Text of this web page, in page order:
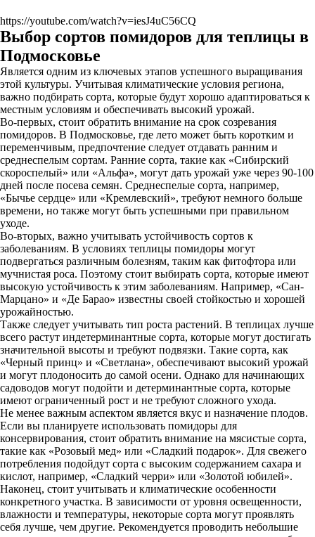
https://youtube.com/watch?v=iesJ4uC56CQ
Выбор сортов помидоров для теплицы в
Подмосковье
Является одним из ключевых этапов успешного выращивания
этой культуры. Учитывая климатические условия региона,
важно подбирать сорта, которые будут хорошо адаптироваться к
местным условиям и обеспечивать высокий урожай.
Во-первых, стоит обратить внимание на срок созревания
помидоров. В Подмосковье, где лето может быть коротким и
переменчивым, предпочтение следует отдавать ранним и
среднеспелым сортам. Ранние сорта, такие как «Сибирский
скороспелый» или «Альфа», могут дать урожай уже через 90-100
дней после посева семян. Среднеспелые сорта, например,
«Бычье сердце» или «Кремлевский», требуют немного больше
времени, но также могут быть успешными при правильном
уходе.
Во-вторых, важно учитывать устойчивость сортов к
заболеваниям. В условиях теплицы помидоры могут
подвергаться различным болезням, таким как фитофтора или
мучнистая роса. Поэтому стоит выбирать сорта, которые имеют
высокую устойчивость к этим заболеваниям. Например, «Сан-
Марцано» и «Де Барао» известны своей стойкостью и хорошей
урожайностью.
Также следует учитывать тип роста растений. В теплицах лучше
всего растут индетерминантные сорта, которые могут достигать
значительной высоты и требуют подвязки. Такие сорта, как
«Черный принц» и «Светлана», обеспечивают высокий урожай
и могут плодоносить до самой осени. Однако для начинающих
садоводов могут подойти и детерминантные сорта, которые
имеют ограниченный рост и не требуют сложного ухода.
Не менее важным аспектом является вкус и назначение плодов.
Если вы планируете использовать помидоры для
консервирования, стоит обратить внимание на мясистые сорта,
такие как «Розовый мед» или «Сладкий подарок». Для свежего
потребления подойдут сорта с высоким содержанием сахара и
кислот, например, «Сладкий черри» или «Золотой юбилей».
Наконец, стоит учитывать и климатические особенности
конкретного участка. В зависимости от уровня освещенности,
влажности и температуры, некоторые сорта могут проявлять
себя лучше, чем другие. Рекомендуется проводить небольшие